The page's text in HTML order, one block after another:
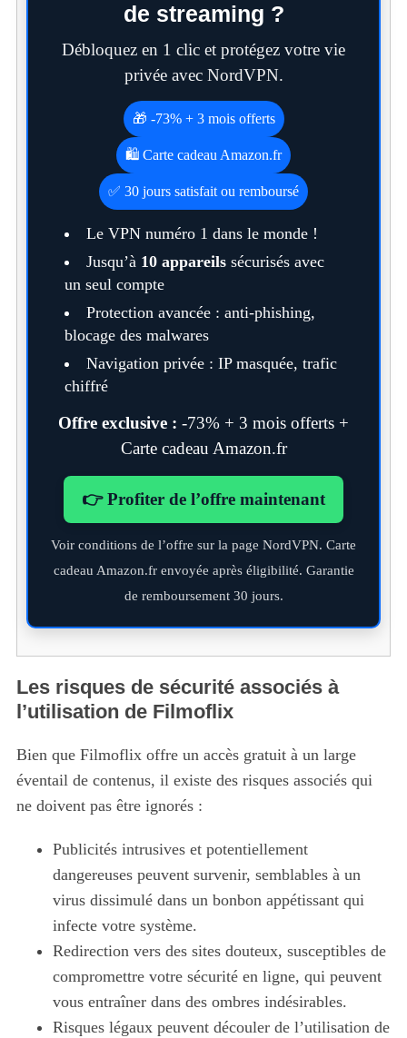
de streaming ?
Débloquez en 1 clic et protégez votre vie
privée avec NordVPN.
🎁 -73% + 3 mois offerts
🛍️ Carte cadeau Amazon.fr
✅ 30 jours satisfait ou remboursé
Le VPN numéro 1 dans le monde !
Jusqu’à 10 appareilssécurisés avec
un seul compte
Protection avancée : anti-phishing,
blocage des malwares
Navigation privée : IP masquée, trafic
chiffré
Offre exclusive : -73% + 3 mois offerts +
Carte cadeau Amazon.fr
👉 Profiter de l’offre maintenant
Voir conditions de l’offre sur la page NordVPN. Carte
cadeau Amazon.fr envoyée après éligibilité. Garantie
de remboursement 30 jours.
Les risques de sécurité associés à
l’utilisation de Filmoflix
Bien que Filmoflix offre un accès gratuit à un large
éventail de contenus, il existe des risques associés qui
ne doivent pas être ignorés :
Publicités intrusives et potentiellement
dangereuses peuvent survenir, semblables à un
virus dissimulé dans un bonbon appétissant qui
infecte votre système.
Redirection vers des sites douteux, susceptibles de
compromettre votre sécurité en ligne, qui peuvent
vous entraîner dans des ombres indésirables.
Risques légaux peuvent découler de l’utilisation de